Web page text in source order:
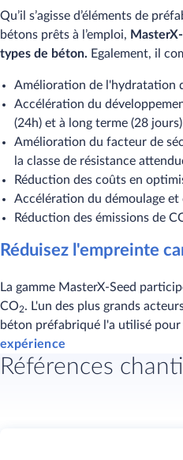
Qu’il s’agisse d’éléments de
bétons prêts à l’emploi,
types de béton. Egalement, il
​Amélioration de l'hydratation
Accélération du
(24h) et à long terme (28 jours)
Amélioration du facteur de
la classe de résistance
Réduction des coûts en
Accélération du démoulage
Réduction des émissions de
​​Réduisez l'empreinte
La gamme MasterX-Seed
CO2. L'un des plus grands
béton préfabriqué l'a utilisé pour
expérience
Références